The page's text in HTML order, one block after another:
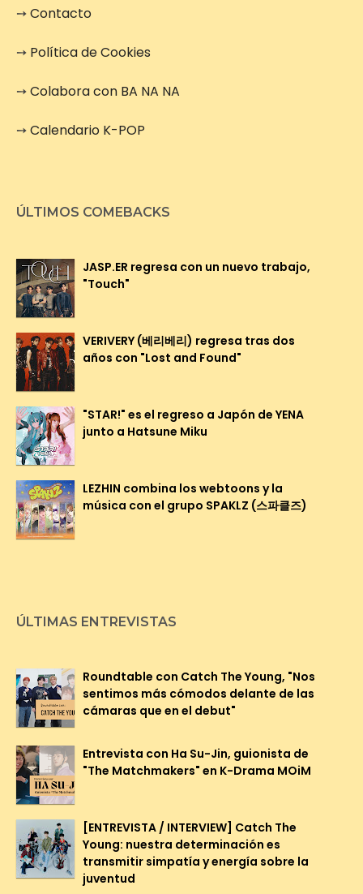
➙Contacto
➙ Política de Cookies
➙Colabora con BA NA NA
➙Calendario K-POP
ÚLTIMOS COMEBACKS
JASP.ER regresa con un nuevo trabajo,
"Touch"
VERIVERY (베리베리) regresa tras dos
años con "Lost and Found"
"STAR!" es el regreso a Japón de YENA
junto a Hatsune Miku
LEZHIN combina los webtoons y la
música con el grupo SPAKLZ (스파클즈)
ÚLTIMAS ENTREVISTAS
Roundtable con Catch The Young, "Nos
sentimos más cómodos delante de las
cámaras que en el debut"
Entrevista con Ha Su-Jin, guionista de
"The Matchmakers" en K-Drama MOiM
[ENTREVISTA / INTERVIEW] Catch The
Young: nuestra determinación es
transmitir simpatía y energía sobre la
juventud